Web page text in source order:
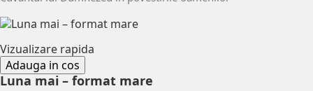
Vizualizare rapida
Adauga in cos
Luna mai – format mare